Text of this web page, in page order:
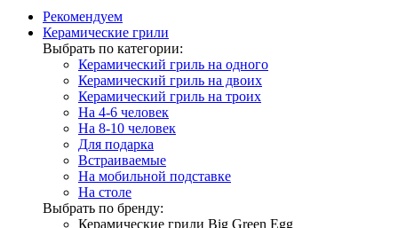
Рекомендуем
Керамические грили
Выбрать по категории:
Керамический гриль на одного
Керамический гриль на двоих
Керамический гриль на троих
На 4-6 человек
На 8-10 человек
Для подарка
Встраиваемые
На мобильной подставке
На столе
Выбрать по бренду:
Керамические грили Big Green Egg